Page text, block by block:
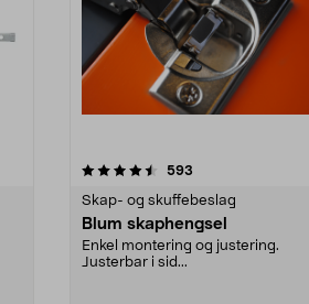
593
Skap- og skuffebeslag
Blum skaphengsel
Enkel montering og justering.
Justerbar i sid...
4.5 av 5 stjerner